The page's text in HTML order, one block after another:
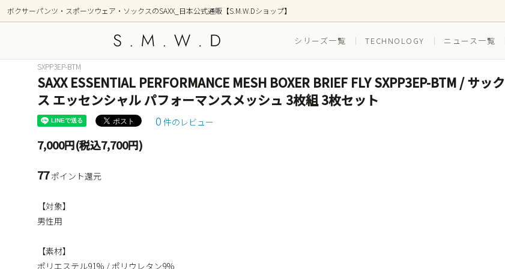
ボクサーパンツ・スポーツウェア・ソックスのSAXX_日本公式通販【S.M.W.Dショップ】
シリーズ一覧 TECHNOLOGY ニュース一覧
EVERYDAY(普段穿き)
OUTDOOR(アウトドア)
部屋着(ラウンジ / 寝間着）
ポーチ形状別
SXPP3EP-BTM
SAXX ESSENTIAL PERFORMANCE MESH BOXER BRIEF FLY SXPP3EP-BTM / サック
ス エッセンシャル パフォーマンスメッシュ 3枚組 3枚セット
0 件のレビュー
7,000円(税込7,700円)
77ポイント還元
【対象】
男性用
【素材】
ポリエステル91% / ポリウレタン9%